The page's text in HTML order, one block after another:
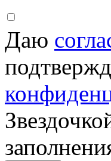
Даю